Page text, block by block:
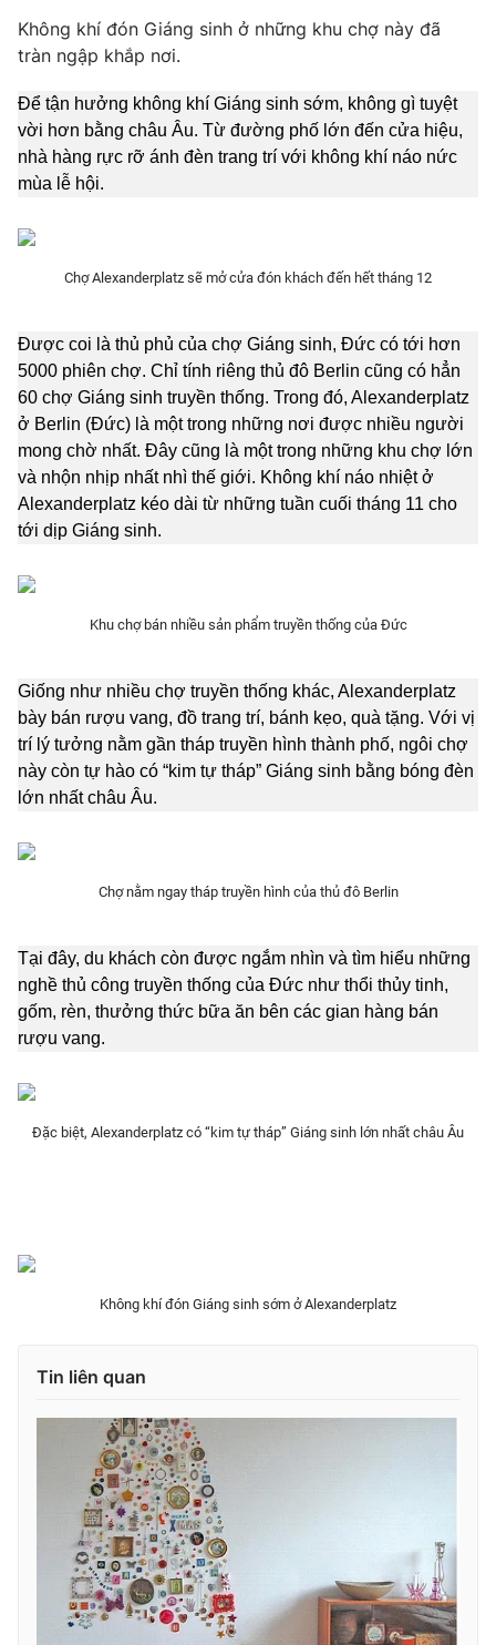
Câu chuyện quốc tế
Tài chính
Góc doanh nghiệp
Dữ liệu và đời sống
Truyền hình
Phim VTV
Nhân vật
Giải sao mai
Giải trí
Điện ảnh
Âm nhạc
Đời sống
Du lịch
Làm đẹp
Chất lượng cuộc sống
Tuyển sinh
Học trực tuyến
Công nghệ
Hitech Công nghệ tương lai
Sản phẩm
Thị trường
Giao lưu trực tuyến
Lịch phát sóng
Chuyên mục khác
Emagazine Podcast
Photo Infographic
Video Shorts video
VTV Sức khoẻ Bất động sản
Thị trường 24h Tấm lòng Việt
VTV4 Vươn mình bằng AI
Liên hệ tòa soạn English
THỜI BÁO VTV
Cơ quan chủ quản:Đài Truyền hình Việt Nam
Cơ quan báo chí:Thời báo VTV
Giấy phép hoạt động báo in và báo điện tử số 483/GP-BTTTT
cấp ngày 29/12/2023
Tổng Biên tập:Vũ Thanh Thủy
Phó Tổng Biên tập:Nguyễn Thị Mỹ Hạnh, Phạm Quốc Thắng,
Nguyễn Trọng Ninh
Tổng đài VTV: 024.38 355 931 - 024.38 355 932
Không khí đón Giáng sinh ở những khu chợ này đã
tràn ngập khắp nơi.
Để tận hưởng không khí Giáng sinh sớm, không gì tuyệt
vời hơn bằng châu Âu. Từ đường phố lớn đến cửa hiệu,
nhà hàng rực rỡ ánh đèn trang trí với không khí náo nức
mùa lễ hội.
Chợ Alexanderplatz sẽ mở cửa đón khách đến hết tháng 12
Được coi là thủ phủ của chợ Giáng sinh, Đức có tới hơn
5000 phiên chợ. Chỉ tính riêng thủ đô Berlin cũng có hẳn
60 chợ Giáng sinh truyền thống. Trong đó, Alexanderplatz
ở Berlin (Đức) là một trong những nơi được nhiều người
mong chờ nhất. Đây cũng là một trong những khu chợ lớn
và nhộn nhịp nhất nhì thế giới. Không khí náo nhiệt ở
Alexanderplatz kéo dài từ những tuần cuối tháng 11 cho
tới dịp Giáng sinh.
Khu chợ bán nhiều sản phẩm truyền thống của Đức
Giống như nhiều chợ truyền thống khác, Alexanderplatz
bày bán rượu vang, đồ trang trí, bánh kẹo, quà tặng. Với vị
trí lý tưởng nằm gần tháp truyền hình thành phố, ngôi chợ
này còn tự hào có “kim tự tháp” Giáng sinh bằng bóng đèn
lớn nhất châu Âu.
Chợ nằm ngay tháp truyền hình của thủ đô Berlin
Tại đây, du khách còn được ngắm nhìn và tìm hiểu những
nghề thủ công truyền thống của Đức như thổi thủy tinh,
gốm, rèn, thưởng thức bữa ăn bên các gian hàng bán
rượu vang.
Đặc biệt, Alexanderplatz có “kim tự tháp” Giáng sinh lớn nhất châu Âu
Không khí đón Giáng sinh sớm ở Alexanderplatz
Tin liên quan